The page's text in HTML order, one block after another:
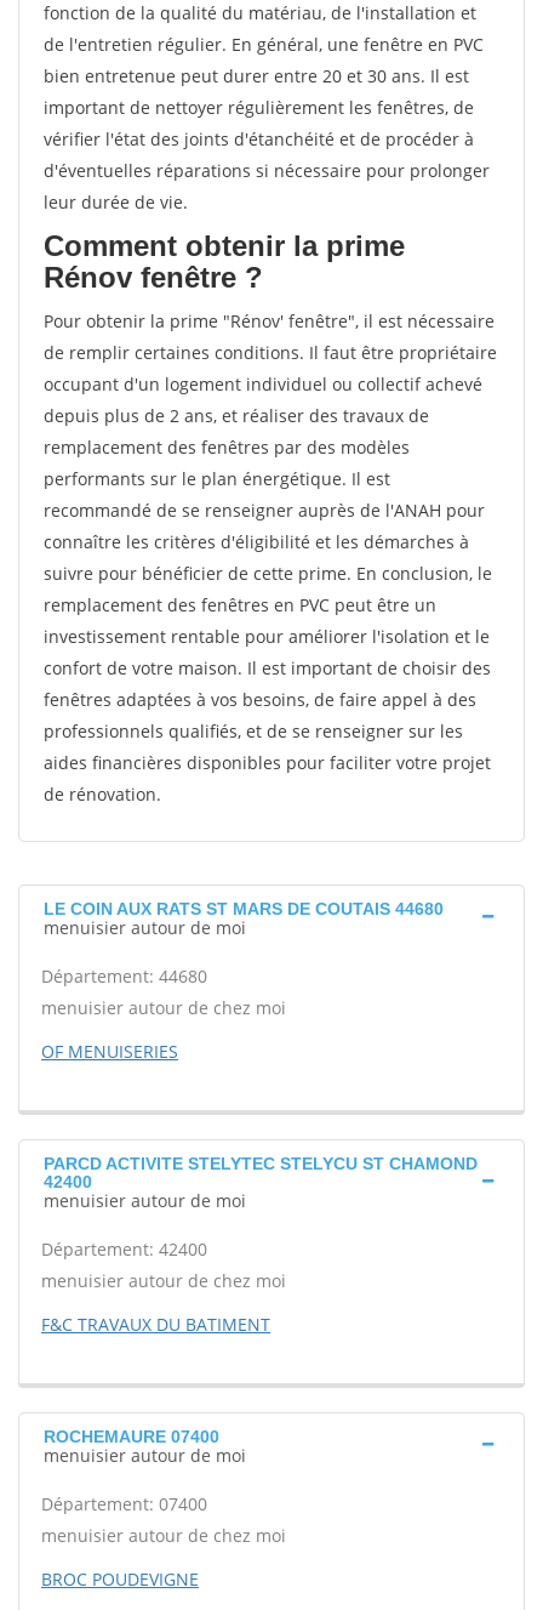
fonction de la qualité du matériau, de l'installation et
de l'entretien régulier. En général, une fenêtre en PVC
bien entretenue peut durer entre 20 et 30 ans. Il est
important de nettoyer régulièrement les fenêtres, de
vérifier l'état des joints d'étanchéité et de procéder à
d'éventuelles réparations si nécessaire pour prolonger
leur durée de vie.
Comment obtenir la prime
Rénov fenêtre ?
Pour obtenir la prime "Rénov' fenêtre", il est nécessaire
de remplir certaines conditions. Il faut être propriétaire
occupant d'un logement individuel ou collectif achevé
depuis plus de 2 ans, et réaliser des travaux de
remplacement des fenêtres par des modèles
performants sur le plan énergétique. Il est
recommandé de se renseigner auprès de l'ANAH pour
connaître les critères d'éligibilité et les démarches à
suivre pour bénéficier de cette prime. En conclusion, le
remplacement des fenêtres en PVC peut être un
investissement rentable pour améliorer l'isolation et le
confort de votre maison. Il est important de choisir des
fenêtres adaptées à vos besoins, de faire appel à des
professionnels qualifiés, et de se renseigner sur les
aides financières disponibles pour faciliter votre projet
de rénovation.
LE COIN AUX RATS ST MARS DE COUTAIS 44680
menuisier autour de moi
Département: 44680
menuisier autour de chez moi
OF MENUISERIES
PARCD ACTIVITE STELYTEC STELYCU ST CHAMOND
42400
menuisier autour de moi
Département: 42400
menuisier autour de chez moi
F&C TRAVAUX DU BATIMENT
ROCHEMAURE 07400
menuisier autour de moi
Département: 07400
menuisier autour de chez moi
BROC POUDEVIGNE